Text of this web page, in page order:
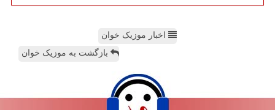
اخبار موزیک خوان
بازگشت به موزیک خوان